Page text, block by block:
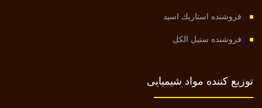
فروشنده استاريك اسيد
فروشنده ستيل الكل
توزیع کننده مواد شیمیایی